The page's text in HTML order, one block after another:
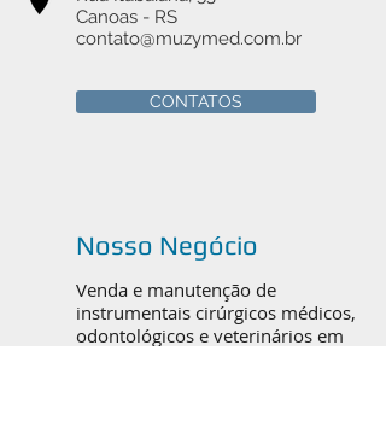
Canoas - RS
contato@muzymed.com.br
Nosso Negócio
Venda e manutenção de
instrumentais cirúrgicos médicos,
odontológicos e veterinários em
CONTATOS